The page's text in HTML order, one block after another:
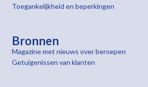
Toegankelijkheid en beperkingen
Bronnen
Magazine met nieuws over beroepen
Getuigenissen van klanten